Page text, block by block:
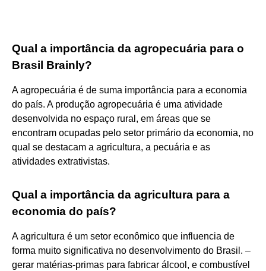
Qual a importância da agropecuária para o
Brasil Brainly?
A agropecuária é de suma importância para a economia
do país. A produção agropecuária é uma atividade
desenvolvida no espaço rural, em áreas que se
encontram ocupadas pelo setor primário da economia, no
qual se destacam a agricultura, a pecuária e as
atividades extrativistas.
Qual a importância da agricultura para a
economia do país?
A agricultura é um setor econômico que influencia de
forma muito significativa no desenvolvimento do Brasil. –
gerar matérias-primas para fabricar álcool, e combustível